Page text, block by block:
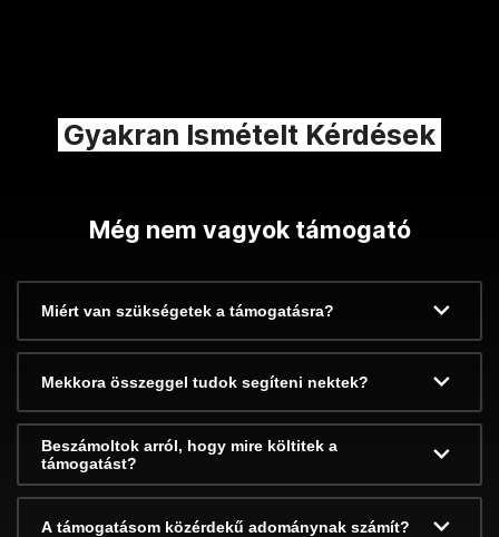
Gyakran Ismételt Kérdések
Még nem vagyok támogató
Miért van szükségetek a támogatásra?
Mekkora összeggel tudok segíteni nektek?
Beszámoltok arról, hogy mire költitek a
támogatást?
A támogatásom közérdekű adománynak számít?